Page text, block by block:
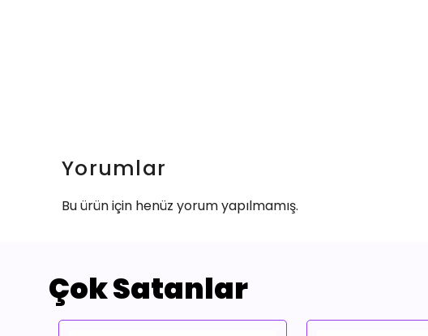
Yorumlar
Bu ürün için henüz yorum yapılmamış.
Çok Satanlar